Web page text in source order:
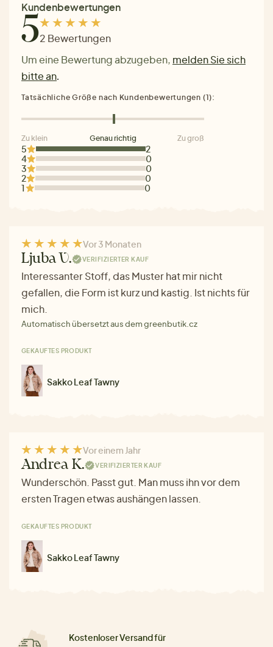
Kundenbewertungen
52 Bewertungen
Um eine Bewertung abzugeben, melden Sie sich
bitte an.
5
2
4
0
3
0
2
0
1
0
Tatsächliche Größe nach Kundenbewertungen (1):
Zu klein Genau richtig Zu groß
Vor 3 Monaten
Ljuba V. VERIFIZIERTER KAUF
Interessanter Stoff, das Muster hat mir nicht
gefallen, die Form ist kurz und kastig. Ist nichts für
mich.
Automatisch übersetzt aus dem greenbutik.cz
GEKAUFTES PRODUKT
Sakko Leaf Tawny
Vor einem Jahr
Andrea K. VERIFIZIERTER KAUF
Wunderschön. Passt gut. Man muss ihn vor dem
ersten Tragen etwas aushängen lassen.
GEKAUFTES PRODUKT
Sakko Leaf Tawny
Kostenloser Versand für